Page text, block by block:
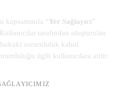
kapsamında “Yer Sağlayıcı”
tarafından oluşturulan
sorumluluk kabul
ilgili kullanıcılara aittir.